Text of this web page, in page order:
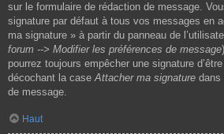
sur le formulaire de rédaction de message.
signature par défaut à tous vos messages en
ma signature » à partir du panneau de
forum --> Modifier les préférences de message
pourrez toujours empêcher une signature
décochant la caseAttacher ma signature dans
de message.
Haut